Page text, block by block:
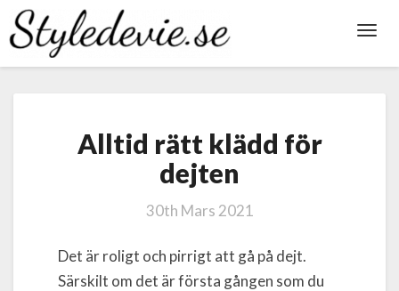
rätt
klädd
för
Alltid rätt klädd för
dejten
30th Mars 2021
Det är roligt och pirrigt att gå på dejt.
Särskilt om det är första gången som du